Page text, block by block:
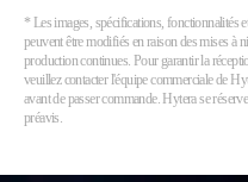
* Les images, spécifications, fonctionnalités
peuvent être modifiés en raison des mises à
production continues. Pour garantir la
veuillez contacter l'équipe commerciale de
avant de passer commande. Hytera se
préavis.